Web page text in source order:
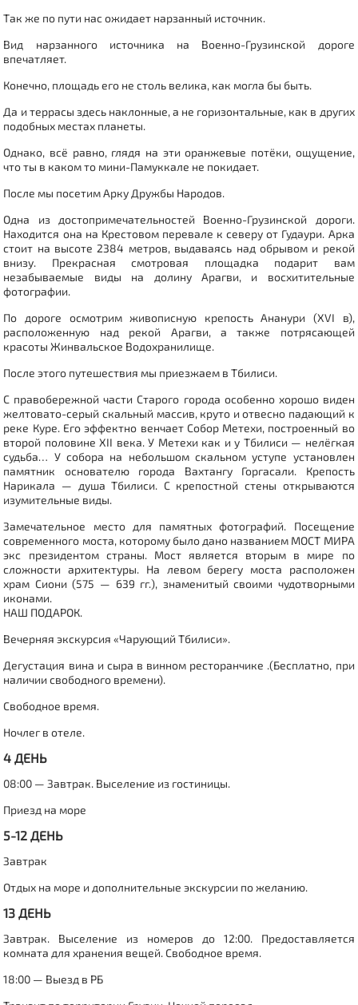
Так же по пути нас ожидает нарзанный источник.
Вид нарзанного источника на Военно-Грузинской дороге
впечатляет.
Конечно, площадь его не столь велика, как могла бы быть.
Да и террасы здесь наклонные, а не горизонтальные, как в других
подобных местах планеты.
Однако, всё равно, глядя на эти оранжевые потёки, ощущение,
что ты в каком то мини-Памуккале не покидает.
После мы посетим Арку Дружбы Народов.
Одна из достопримечательностей Военно-Грузинской дороги.
Находится она на Крестовом перевале к северу от Гудаури. Арка
стоит на высоте 2384 метров, выдаваясь над обрывом и рекой
внизу. Прекрасная смотровая площадка подарит вам
незабываемые виды на долину Арагви, и восхитительные
фотографии.
По дороге осмотрим живописную крепость Ананури (XVI в),
расположенную над рекой Арагви, а также потрясающей
красоты Жинвальское Водохранилище.
После этого путешествия мы приезжаем в Тбилиси.
С правобережной части Старого города особенно хорошо виден
желтовато-серый скальный массив, круто и отвесно падающий к
реке Куре. Его эффектно венчает Собор Метехи, построенный во
второй половине XII века. У Метехи как и у Тбилиси — нелёгкая
судьба… У собора на небольшом скальном уступе установлен
памятник основателю города Вахтангу Горгасали. Крепость
Нарикала — душа Тбилиси. С крепостной стены открываются
изумительные виды.
Замечательное место для памятных фотографий. Посещение
современного моста, которому было дано названием МОСТ МИРА
экс президентом страны. Мост является вторым в мире по
сложности архитектуры. На левом берегу моста расположен
храм Сиони (575 — 639 гг.), знаменитый своими чудотворными
иконами.
НАШ ПОДАРОК.
Вечерняя экскурсия «Чарующий Тбилиси».
Дегустация вина и сыра в винном ресторанчике .(Бесплатно, при
наличии свободного времени).
Свободное время.
Ночлег в отеле.
4 ДЕНЬ
08:00 — Завтрак. Выселение из гостиницы.
Приезд на море
5-12 ДЕНЬ
Завтрак
Отдых на море и дополнительные экскурсии по желанию.
13 ДЕНЬ
Завтрак. Выселение из номеров до 12:00. Предоставляется
комната для хранения вещей. Свободное время.
18:00 — Выезд в РБ